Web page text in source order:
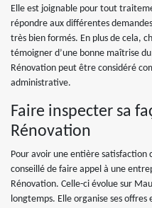
Elle est joignable pour tout
répondre aux différentes
très bien formés. En plus de cela,
témoigner d’une bonne maîtrise
Rénovation peut être considéré
administrative.
Faire inspecter sa
Rénovation
Pour avoir une entière satisfaction
conseillé de faire appel à une
Rénovation. Celle-ci évolue sur
longtemps. Elle organise ses